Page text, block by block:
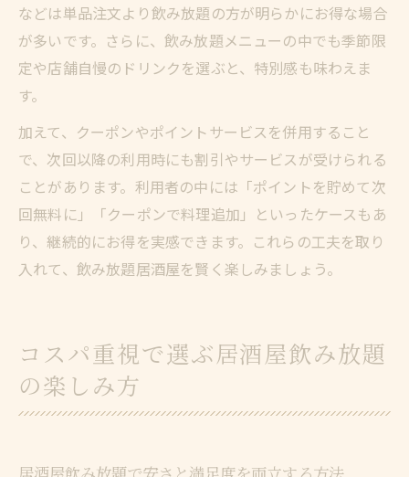
などは単品注文より飲み放題の方が明らかにお得な場合
が多いです。さらに、飲み放題メニューの中でも季節限
定や店舗自慢のドリンクを選ぶと、特別感も味わえま
す。
加えて、クーポンやポイントサービスを併用すること
で、次回以降の利用時にも割引やサービスが受けられる
ことがあります。利用者の中には「ポイントを貯めて次
回無料に」「クーポンで料理追加」といったケースもあ
り、継続的にお得を実感できます。これらの工夫を取り
入れて、飲み放題居酒屋を賢く楽しみましょう。
コスパ重視で選ぶ居酒屋飲み放題
の楽しみ方